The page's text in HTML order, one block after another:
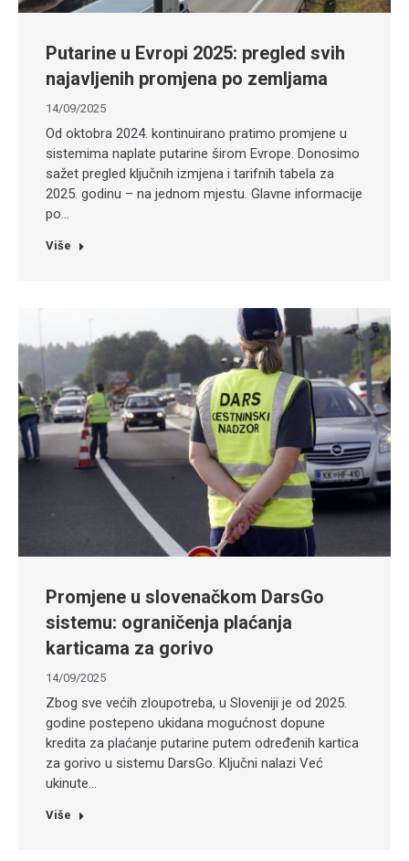
Putarine u Evropi 2025: pregled svih
najavljenih promjena po zemljama
14/09/2025
Od oktobra 2024. kontinuirano pratimo promjene u
sistemima naplate putarine širom Evrope. Donosimo
sažet pregled ključnih izmjena i tarifnih tabela za
2025. godinu – na jednom mjestu. Glavne informacije
po…
Više
Promjene u slovenačkom DarsGo
sistemu: ograničenja plaćanja
karticama za gorivo
14/09/2025
Zbog sve većih zloupotreba, u Sloveniji je od 2025.
godine postepeno ukidana mogućnost dopune
kredita za plaćanje putarine putem određenih kartica
za gorivo u sistemu DarsGo. Ključni nalazi Već
ukinute…
Više